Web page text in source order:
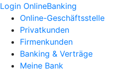
Login OnlineBanking
Online-Geschäftsstelle
Privatkunden
Firmenkunden
Banking & Verträge
Meine Bank